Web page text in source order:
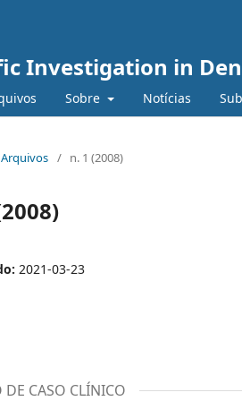
Investigation in
Sobre Notícias
Arquivos / n. 1 (2008)
2021-03-23
DE CASO CLÍNICO